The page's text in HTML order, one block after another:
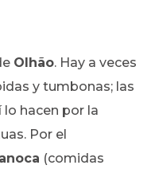
Olhão. Hay a veces
y tumbonas; las
hacen por la
Por el
(comidas